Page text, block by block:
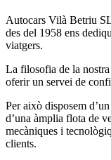
Autocars Vilà Betriu
des del 1958 ens
viatgers.
La filosofia de la nostra
oferir un servei de
Per això disposem
d’una àmplia flota de
mecàniques i
clients.